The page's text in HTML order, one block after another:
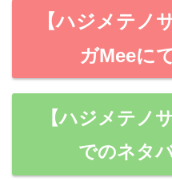
【ハジメテノ
ガMeeに
【ハジメテノ
でのネタ